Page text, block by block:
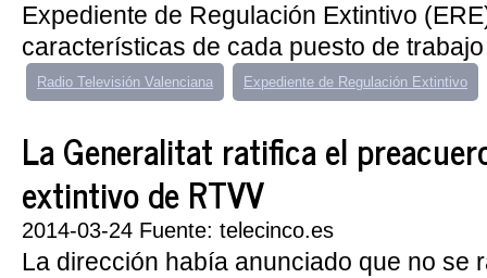
Expediente de Regulación Extintivo
características de cada puesto de
Radio Televisión Valenciana Expediente de Regulación Extintivo
La Generalitat ratifica el
extintivo de RTVV
2014-03-24 Fuente: telecinco.es
La dirección había anunciado que no se